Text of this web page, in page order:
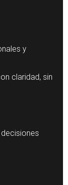
y
claridad, sin